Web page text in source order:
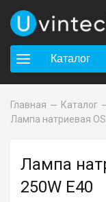
Каталог
Главная Каталог
Лампа натриевая
Лампа
250W E40